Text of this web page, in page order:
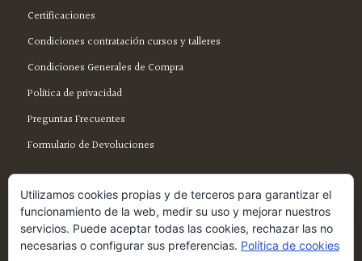
Certificaciones
Condiciones contratación cursos y talleres
Condiciones Generales de Compra
Política de privacidad
Preguntas Frecuentes
Formulario de Devoluciones
SÍGUENOS EN FACEBOOK
Utilizamos cookies propias y de terceros para garantizar el
funcionamiento de la web, medir su uso y mejorar nuestros
servicios. Puede aceptar todas las cookies, rechazar las no
necesarias o configurar sus preferencias. Política de cookies